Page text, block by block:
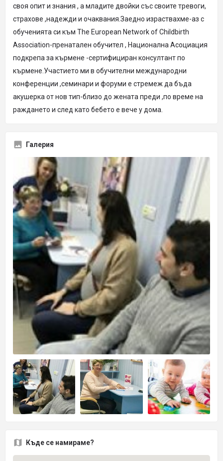
своя опит и знания , а младите двойки със своите тревоги,
страхове ,надежди и очаквания.Заедно израствахме-аз с
обученията си към The European Network of Childbirth
Association-пренатален обучител , Национална Асоциация
подкрепа за кърмене -сертифициран консултант по
кърмене.Участието ми в обучителни международни
конференции ,семинари и форуми е стремеж да бъда
акушерка от нов тип-близо до жената преди ,по време на
раждането и след като бебето е вече у дома.
Галерия
Къде се намираме?